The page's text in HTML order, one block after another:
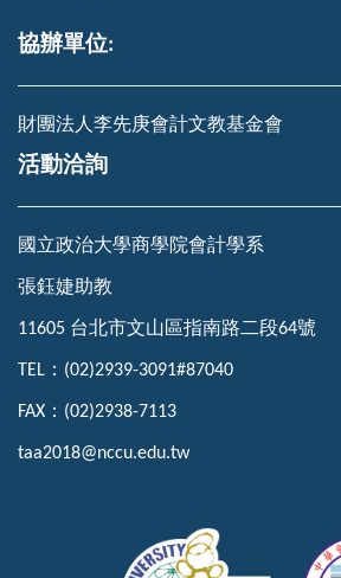
協辦單位:
財團法人李先庚會計文教基金會
活動洽詢
國立政治大學商學院會計學系
張鈺婕助教
11605 台北市文山區指南路二段64號
TEL ： (02)2939-3091#87040
FAX ： (02)2938-7113
taa2018@nccu.edu.tw